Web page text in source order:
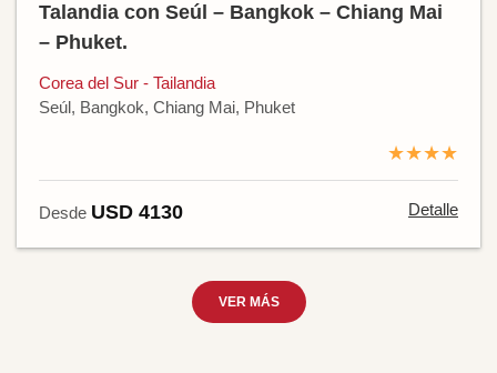
Talandia con Seúl – Bangkok – Chiang Mai
– Phuket.
Corea del Sur - Tailandia
Seúl, Bangkok, Chiang Mai, Phuket
★★★★
Desde USD 4130 Detalle
VER MÁS